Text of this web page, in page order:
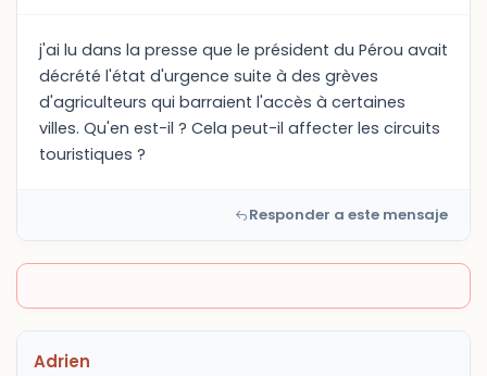
j'ai lu dans la presse que le président du Pérou avait
décrété l'état d'urgence suite à des grèves
d'agriculteurs qui barraient l'accès à certaines
villes. Qu'en est-il ? Cela peut-il affecter les circuits
touristiques ?
Responder a este mensaje
Adrien